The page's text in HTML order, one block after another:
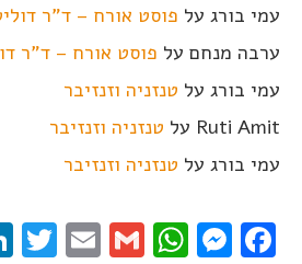
עמי בורג על פוסט אורח – ד"ר דוליטל,
ערבה מנחם על פוסט אורח – ד"ר
עמי בורג על טנזניה וזנזיבר
Ruti Amit על טנזניה וזנזיבר
עמי בורג על טנזניה וזנזיבר
Facebook
Messenger
Gmail